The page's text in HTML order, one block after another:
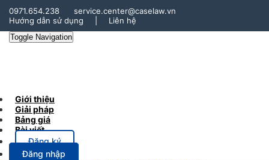
0971.654.238
service.center@caselaw.vn
Hướng dẫn sử dụng
Liên hệ
Toggle Navigation
Giới thiệu
Giải pháp
Bảng giá
Bài viết
Đăng ký
Đăng nhập